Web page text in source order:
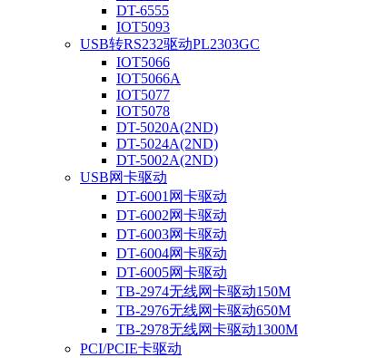
DT-6555
IOT5093
USB转RS232驱动PL2303GC
IOT5066
IOT5066A
IOT5077
IOT5078
DT-5020A(2ND)
DT-5024A(2ND)
DT-5002A(2ND)
USB网卡驱动
DT-6001网卡驱动
DT-6002网卡驱动
DT-6003网卡驱动
DT-6004网卡驱动
DT-6005网卡驱动
TB-2974无线网卡驱动150M
TB-2976无线网卡驱动650M
TB-2978无线网卡驱动1300M
PCI/PCIE卡驱动